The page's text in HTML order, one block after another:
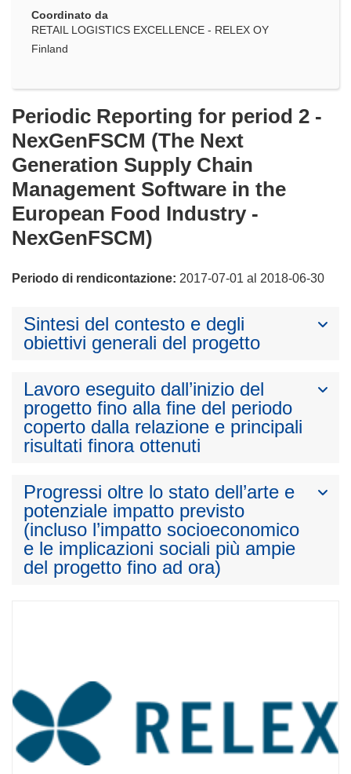
Coordinato da
RETAIL LOGISTICS EXCELLENCE - RELEX OY
Finland
Periodic Reporting for period 2 -
NexGenFSCM (The Next
Generation Supply Chain
Management Software in the
European Food Industry -
NexGenFSCM)
Periodo di rendicontazione: 2017-07-01 al 2018-06-30
Sintesi del contesto e degli
obiettivi generali del progetto
Lavoro eseguito dall’inizio del
progetto fino alla fine del periodo
coperto dalla relazione e principali
risultati finora ottenuti
Progressi oltre lo stato dell’arte e
potenziale impatto previsto
(incluso l’impatto socioeconomico
e le implicazioni sociali più ampie
del progetto fino ad ora)